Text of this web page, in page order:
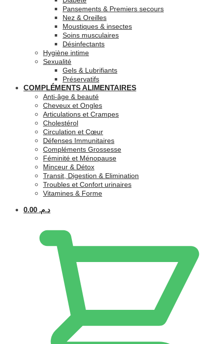
Pansements & Premiers secours
Nez & Oreilles
Moustiques & insectes
Soins musculaires
Désinfectants
Hygiène intime
Sexualité
Gels & Lubrifiants
Préservatifs
COMPLÉMENTS ALIMENTAIRES
Anti-âge & beauté
Cheveux et Ongles
Articulations et Crampes
Cholestérol
Circulation et Cœur
Défenses Immunitaires
Compléments Grossesse
Féminité et Ménopause
Minceur & Détox
Transit, Digestion & Elimination
Troubles et Confort urinaires
Vitamines & Forme
د.م. 0.00